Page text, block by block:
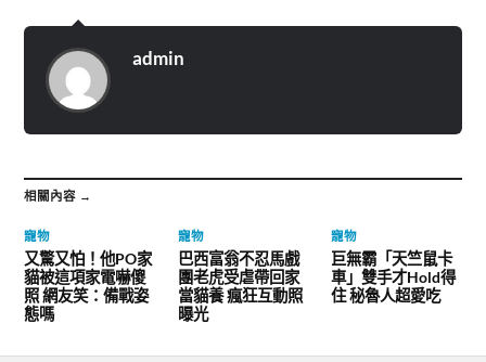
admin
相關內容 →
寵物
又驚又怕！他PO家
貓被這項家電嚇傻
照 網友笑：備戰姿
態嗎
寵物
巴西富翁不忍馬戲
團老虎受虐帶回家
當貓養 瘋狂互動照
曝光
寵物
巨無霸「天竺鼠卡
車」雙手才Hold得
住 秘魯人超愛吃